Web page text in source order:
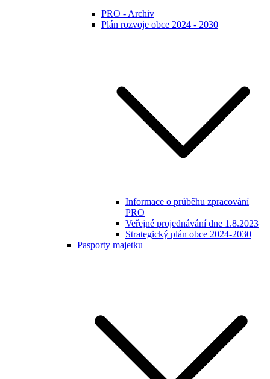
PRO - Archiv
Plán rozvoje obce 2024 - 2030
Informace o průběhu zpracování
PRO
Veřejné projednávání dne 1.8.2023
Strategický plán obce 2024-2030
Pasporty majetku